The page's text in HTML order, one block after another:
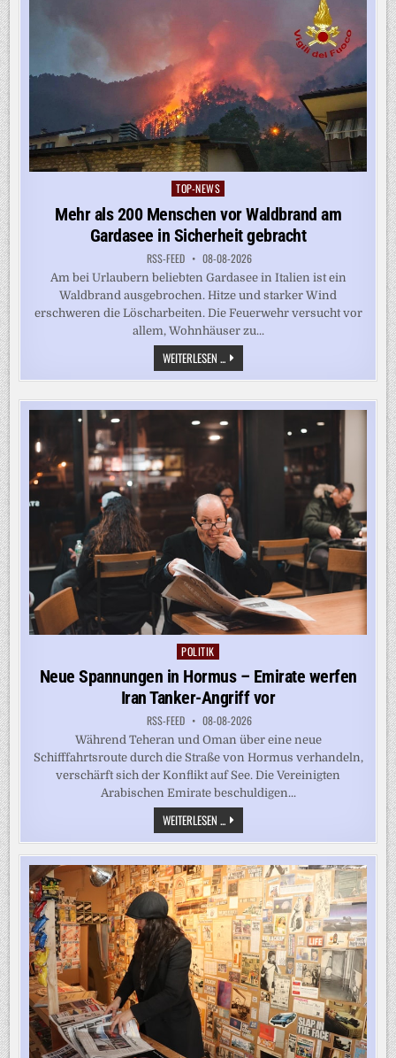
Posted
TOP-NEWS
Mehr als 200 Menschen vor Waldbrand am
Gardasee in Sicherheit gebracht
RSS-FEED 08-08-2026
Am bei Urlaubern beliebten Gardasee in Italien ist ein
Waldbrand ausgebrochen. Hitze und starker Wind
erschweren die Löscharbeiten. Die Feuerwehr versucht vor
allem, Wohnhäuser zu...
WEITERLESEN ... MEHR
ALS
200
VOR
WALDBRAND
AM
SICHERHEIT
Posted
in
POLITIK
Neue Spannungen in Hormus – Emirate werfen
Iran Tanker-Angriff vor
RSS-FEED 08-08-2026
Während Teheran und Oman über eine neue
Schifffahrtsroute durch die Straße von Hormus verhandeln,
verschärft sich der Konflikt auf See. Die Vereinigten
Arabischen Emirate beschuldigen...
WEITERLESEN ...NEUE
SPANNUNGEN
IN
HORMUS
–
EMIRATE
WERFEN
IRAN
TANKER-
ANGRIFF
VOR